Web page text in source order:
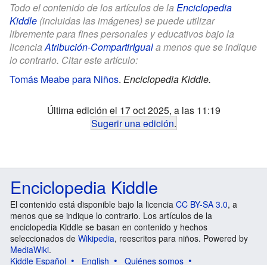
Todo el contenido de los artículos de la Enciclopedia
Kiddle (incluidas las imágenes) se puede utilizar
libremente para fines personales y educativos bajo la
licenciaAtribución-CompartirIguala menos que se indique
lo contrario. Citar este artículo:
Tomás Meabe para Niños. Enciclopedia Kiddle.
Última edición el 17 oct 2025, a las 11:19
Sugerir una edición.
Enciclopedia Kiddle
El contenido está disponible bajo la licencia CC BY-SA 3.0, a
menos que se indique lo contrario. Los artículos de la
enciclopedia Kiddle se basan en contenido y hechos
seleccionados de Wikipedia, reescritos para niños. Powered by
MediaWiki.
Kiddle Español
English Quiénes somos